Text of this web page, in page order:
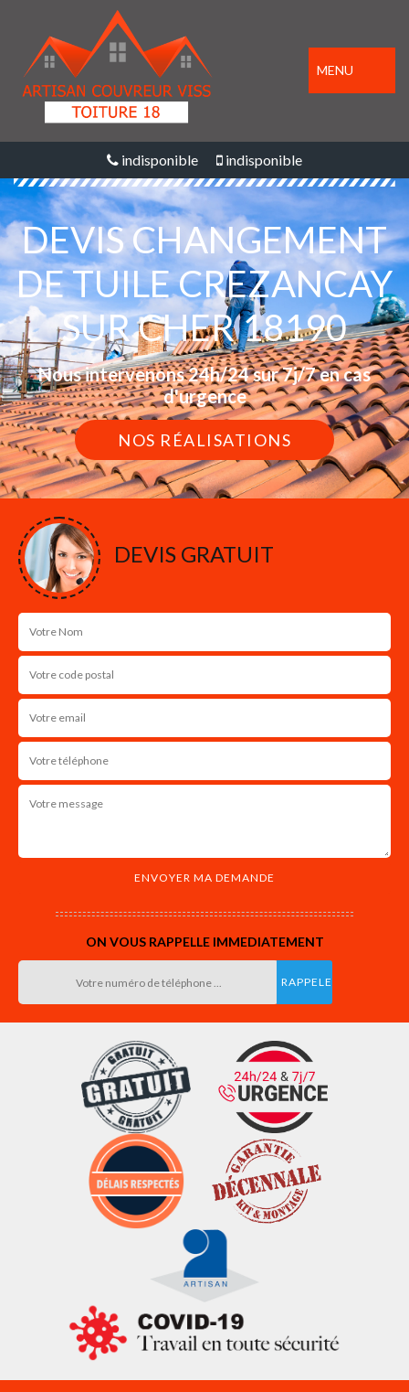
MENU
indisponible indisponible
DEVIS CHANGEMENT
DE TUILE CREZANCAY
SUR CHER 18190
Nous intervenons 24h/24 sur 7j/7 en cas
d'urgence
NOS RÉALISATIONS
DEVIS GRATUIT
ON VOUS RAPPELLE IMMEDIATEMENT